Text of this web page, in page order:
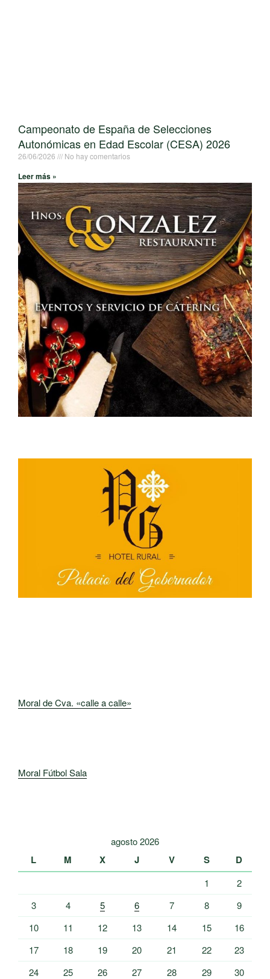
Moral de Cva. «calle a calle»
Moral Fútbol Sala
agosto 2026
L M X J V S D
1
2
3
4 5 6 7 8
9
10
11 12 13 14 15
16
17
18 19 20 21 22
23
24
25 26 27 28 29
30
Campeonato de España de Selecciones
Autonómicas en Edad Escolar (CESA) 2026
26/06/2026 No hay comentarios
Leer más »